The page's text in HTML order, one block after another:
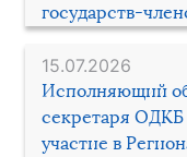
государств-
15.07.2026
Исполняющий
секретаря
участие в